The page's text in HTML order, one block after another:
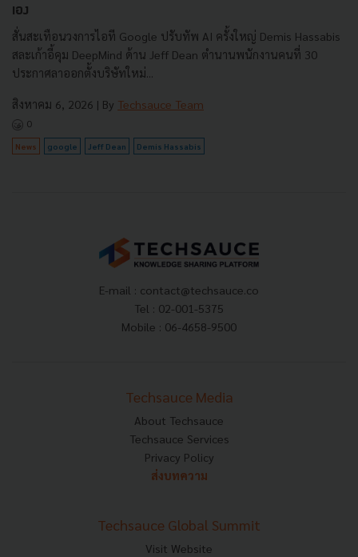
เอง
สั่นสะเทือนวงการไอที Google ปรับทัพ AI ครั้งใหญ่ Demis Hassabis
สละเก้าอี้คุม DeepMind ด้าน Jeff Dean ตำนานพนักงานคนที่ 30
ประกาศลาออกตั้งบริษัทใหม่...
สิงหาคม 6, 2026 | By Techsauce Team
0
News google Jeff Dean Demis Hassabis
E-mail : contact@techsauce.co
Tel : 02-001-5375
Mobile : 06-4658-9500
Techsauce Media
About Techsauce
Techsauce Services
Privacy Policy
ส่งบทความ
Techsauce Global Summit
Visit Website